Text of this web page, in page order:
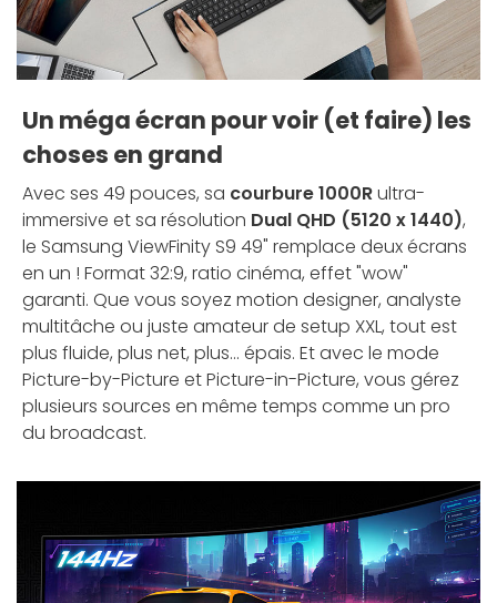
Un méga écran pour voir (et faire) les
choses en grand
Avec ses 49 pouces, sa courbure 1000Rultra-
immersive et sa résolution Dual QHD (5120 x 1440),
le Samsung ViewFinity S9 49" remplace deux écrans
en un ! Format 32:9, ratio cinéma, effet "wow"
garanti. Que vous soyez motion designer, analyste
multitâche ou juste amateur de setup XXL, tout est
plus fluide, plus net, plus... épais. Et avec le mode
Picture-by-Picture et Picture-in-Picture, vous gérez
plusieurs sources en même temps comme un pro
du broadcast.